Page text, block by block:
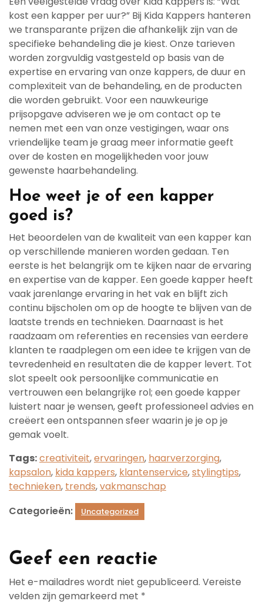
kost een kapper per uur?” Bij Kida Kappers hanteren
we transparante prijzen die afhankelijk zijn van de
specifieke behandeling die je kiest. Onze tarieven
worden zorgvuldig vastgesteld op basis van de
expertise en ervaring van onze kappers, de duur en
complexiteit van de behandeling, en de producten
die worden gebruikt. Voor een nauwkeurige
prijsopgave adviseren we je om contact op te
nemen met een van onze vestigingen, waar ons
vriendelijke team je graag meer informatie geeft
over de kosten en mogelijkheden voor jouw
gewenste haarbehandeling.
Hoe weet je of een kapper
goed is?
Het beoordelen van de kwaliteit van een kapper kan
op verschillende manieren worden gedaan. Ten
eerste is het belangrijk om te kijken naar de ervaring
en expertise van de kapper. Een goede kapper heeft
vaak jarenlange ervaring in het vak en blijft zich
continu bijscholen om op de hoogte te blijven van de
laatste trends en technieken. Daarnaast is het
raadzaam om referenties en recensies van eerdere
klanten te raadplegen om een idee te krijgen van de
tevredenheid en resultaten die de kapper levert. Tot
slot speelt ook persoonlijke communicatie en
vertrouwen een belangrijke rol; een goede kapper
luistert naar je wensen, geeft professioneel advies en
creëert een ontspannen sfeer waarin je je op je
gemak voelt.
Tags:creativiteit,ervaringen, haarverzorging,
kapsalon, kida kappers, klantenservice,stylingtips,
technieken, trends,vakmanschap
Categorieën:
Uncategorized
Geef een reactie
Het e-mailadres wordt niet gepubliceerd. Vereiste
velden zijn gemarkeerd met *